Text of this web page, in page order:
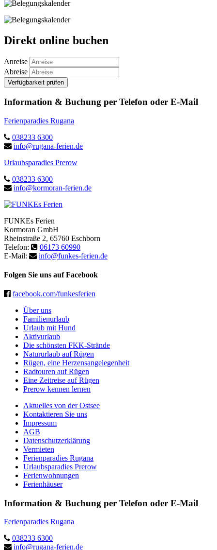
Direkt online buchen
Anreise
Abreise
Verfügbarkeit prüfen
Information & Buchung per Telefon oder E-Mail
Ferienparadies Rugana
038233 6300
info@rugana-ferien.de
Urlaubsparadies Prerow
038233 6300
info@kormoran-ferien.de
FUNKEs Ferien
Kormoran GmbH
Rheinstraße 2, 65760 Eschborn
Telefon:
06173 60990
E-Mail:
info@funkes-ferien.de
Folgen Sie uns auf Facebook
facebook.com/funkesferien
Über uns
Familienurlaub
Urlaub mit Hund
Aktivurlaub
Die schönsten FKK-Strände
Natururlaub auf Rügen
Rügen, eine Herzensangelegenheit
Radtouren auf Rügen
Eine Zeitreise auf Rügen
Prerow kennen lernen
Aktuelles von der Ostsee
Kontaktieren Sie uns
Impressum
AGB
Datenschutzerklärung
Vermieten
Ferienparadies Rugana
Urlaubsparadies Prerow
Ferienwohnungen
Ferienhäuser
Information & Buchung per Telefon oder E-Mail
Ferienparadies Rugana
038233 6300
info@rugana-ferien.de